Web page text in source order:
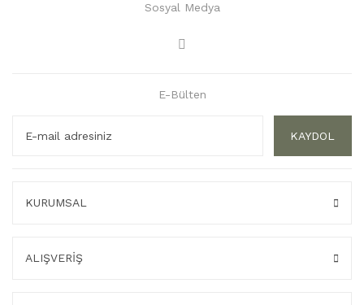
Sosyal Medya
E-Bülten
KAYDOL
KURUMSAL
ALIŞVERİŞ